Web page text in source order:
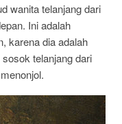
wanita telanjang dari
Ini adalah
karena dia adalah
telanjang dari